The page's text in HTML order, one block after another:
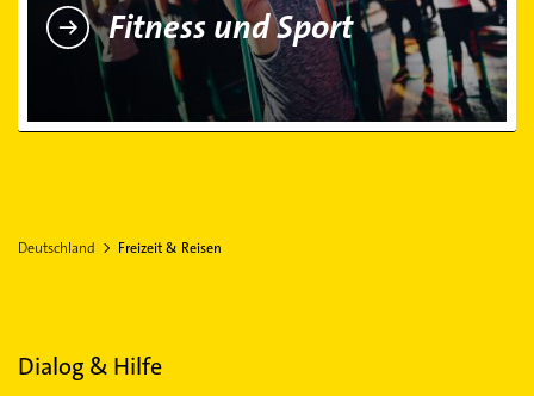
Fitness und Sport
Deutschland Freizeit & Reisen
Dialog & Hilfe